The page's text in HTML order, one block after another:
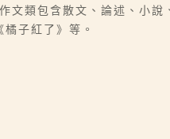
類包含散文、論述、小說
子紅了》等。